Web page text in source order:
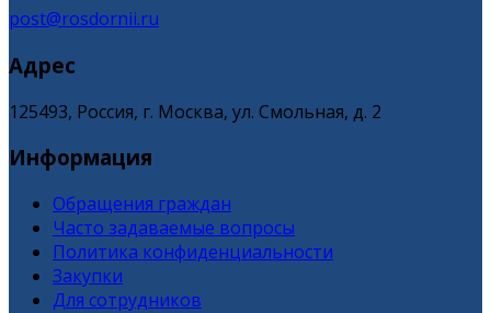
post@rosdornii.ru
Адрес
125493, Россия, г. Москва, ул. Смольная, д. 2
Информация
Обращения граждан
Часто задаваемые вопросы
Политика конфиденциальности
Закупки
Для сотрудников